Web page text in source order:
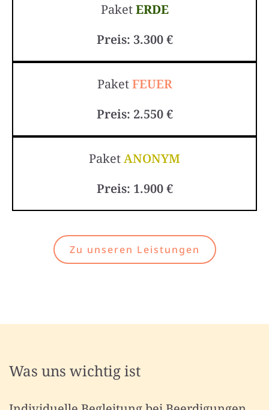
PaketERDE
Preis: 3.300 €
PaketFEUER
Preis: 2.550 €
PaketANONYM
Preis: 1.900 €
Zu unseren Leistungen
Was uns wichtig ist